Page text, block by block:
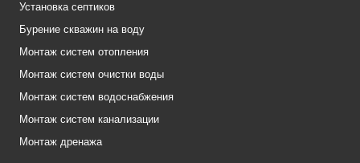
Установка септиков
Бурение скважин на воду
Монтаж систем отопления
Монтаж систем очистки воды
Монтаж систем водоснабжения
Монтаж систем канализации
Монтаж дренажа